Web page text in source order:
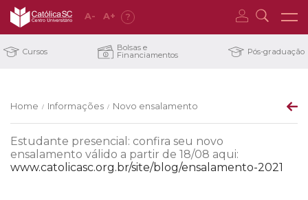
A- A+ ?
Cursos Bolsas e
Financiamentos Pós-graduação
Home / Informações / Novo ensalamento
Estudante presencial: confira seu novo
ensalamento válido a partir de 18/08 aqui:
www.catolicasc.org.br/site/blog/ensalamento-2021